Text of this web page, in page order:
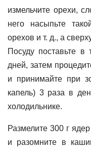
измельчите орехи,
него насыпьте
орехов и т. д., а
Посуду поставьте
дней, затем
и принимайте при
капель) 3 раза в
холодильнике.
Размелите 300 г
и разомните в